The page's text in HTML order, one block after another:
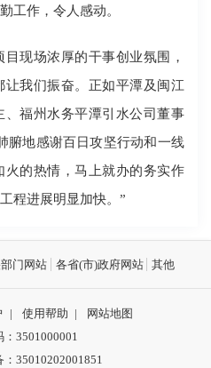
工作，令人感动。
现场浓厚的干事创业氛围，
我们振奋。正如平潭及闽江
福州水务平潭引水公司董事
腑地感谢百日攻坚行动和一线
的热情，马上就办的务实作
程进展明显加快。”
门网站 各省(市)政府网站 其他
| 使用帮助 |
网站地图
：3501000001
35010202001851